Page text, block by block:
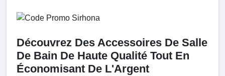
Découvrez Des Accessoires De Salle
De Bain De Haute Qualité Tout En
Économisant De L'Argent